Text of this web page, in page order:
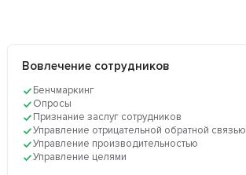
Вовлечение сотрудников
Бенчмаркинг
Опросы
Признание заслуг сотрудников
Управление отрицательной обратной связью
Управление производительностью
Управление целями